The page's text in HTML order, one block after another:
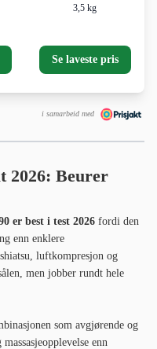
3,5 kg
Se laveste pris
i samarbeid med
2026: Beurer
er best i test 2026 fordi den
enn enklere
luftkompresjon og
men jobber rundt hele
som avgjørende og
enn